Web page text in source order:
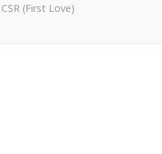
CSR (First Love)